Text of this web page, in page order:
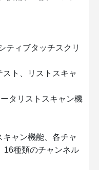
ティブタッチスクリ
ト、リストスキャ
タリストスキャン機
ャン機能、各チャ
16種類のチャンネル